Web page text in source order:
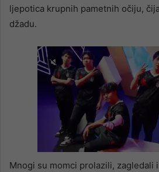
ljepotica krupnih pametnih očiju,
džadu.
Mnogi su momci prolazili, zagledali